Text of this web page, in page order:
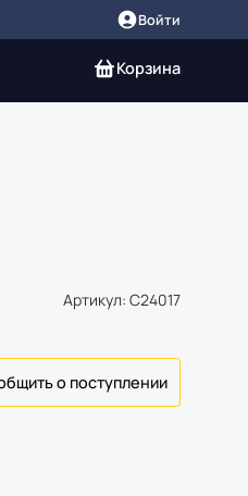
Войти
Корзина
Артикул: C24017